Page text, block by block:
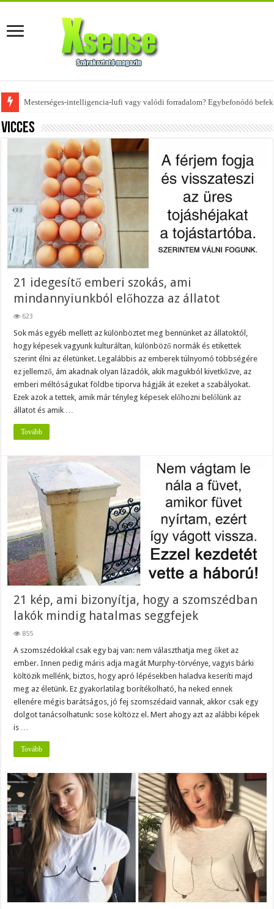
Az övtáskák továbbra is trendik – nézd meg, milyen stílusokhoz illenek!
Vicces
21 idegesítő emberi szokás, ami
mindannyiunkból előhozza az állatot
623
Sok más egyéb mellett az különböztet meg bennünket az állatoktól,
hogy képesek vagyunk kulturáltan, különböző normák és etikettek
szerint élni az életünket. Legalábbis az emberek túlnyomó többségére
ez jellemző, ám akadnak olyan lázadók, akik magukból kivetkőzve, az
emberi méltóságukat földbe tiporva hágják át ezeket a szabályokat.
Ezek azok a tettek, amik már tényleg képesek előhozni belőlünk az
állatot és amik …
Tovább
21 kép, ami bizonyítja, hogy a szomszédban
lakók mindig hatalmas seggfejek
855
A szomszédokkal csak egy baj van: nem választhatja meg őket az
ember. Innen pedig máris adja magát Murphy-törvénye, vagyis bárki
költözik mellénk, biztos, hogy apró lépésekben haladva keseríti majd
meg az életünk. Ez gyakorlatilag borítékolható, ha neked ennek
ellenére mégis barátságos, jó fej szomszédaid vannak, akkor csak egy
dolgot tanácsolhatunk: sose költözz el. Mert ahogy azt az alábbi képek
is …
Tovább